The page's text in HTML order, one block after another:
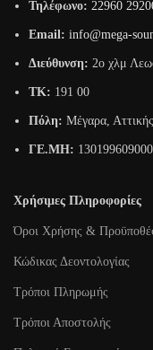
Τηλέφωνο: 22960
Email: info@mega-
Διεύθυνση: 2o χλμ
TK: 191 00
Πόλη: Μέγαρα, Αττικής
ΓΕ.ΜΗ: 130199609000
Χρήσιμες Πληροφορίες
Όροι Χρήσης &
Κώδικας Δεοντολογίας
Τρόποι Πληρωμής
Τρόποι Αποστολής